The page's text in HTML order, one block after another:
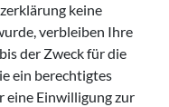
keine
verbleiben Ihre
der Zweck für die
ein berechtigtes
eine Einwilligung zur